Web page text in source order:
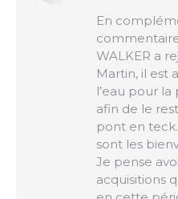
En
WALKER a
Martin, il est
l’eau pour
afin de le
pont en
sont les
Je pense
acquisitions